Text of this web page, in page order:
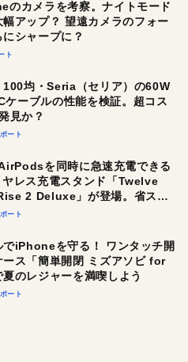
のカメラを考察。ナイトモード
幅アップ？ 望遠カメラのフォー
シャープに？
ト
100均・Seria（セリア）の60W
ケーブルの性能を検証。超コス
見か？
ート
を同時に急速充電できる
レス充電スタンド「Twelve
2 Deluxe」が登場。省スペ
れに充電したい人にオスス
ート
でiPhoneを守る！ ワンタッチ開
ース「簡単開閉 ミズアソビ for
夏のレジャーを満喫しよう
ート